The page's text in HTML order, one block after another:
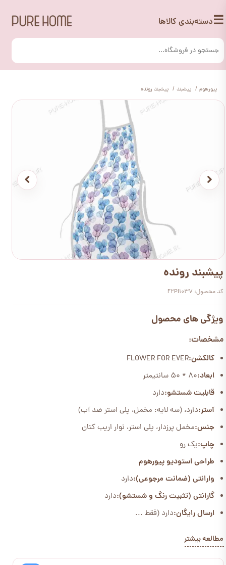
☰دسته‌بندی کالاها
پیورهوم پیشبند پیشبند رونده
پیشبند رونده
کد محصول: F2PI1037
ویژگی های محصول
مشخصات:
کالکشن:FLOWER FOR EVER
ابعاد:80 * 50 سانتیمتر
قابلیت شستشو:دارد
آستر:دارد، (سه لایه: مخمل، پلی استر ضد آب)
جنس:مخمل پرزدار، پلی استر، نوار اریب کتان
چاپ:یک رو
طراحی استودیو پیورهوم
وارانتی (ضمانت مرجوعی):دارد
گارانتی (تثبیت رنگ و شستشو):دارد
ارسال رایگان:دارد (فقط ...
مطالعه بیشتر